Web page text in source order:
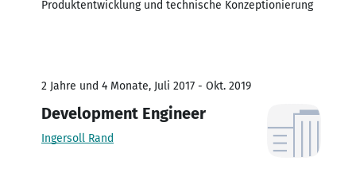
Produktentwicklung und technische Konzeptionierung
2 Jahre und 4 Monate, Juli 2017 - Okt. 2019
Development Engineer
Ingersoll Rand